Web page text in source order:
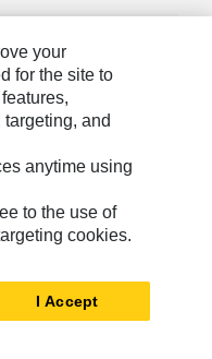
your
for the site to
and
anytime using
to the use of
cookies.
I Accept